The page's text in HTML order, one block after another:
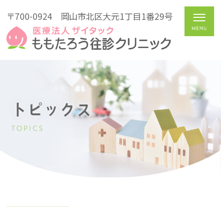
〒700-0924 岡山市北区大元1丁目1番29号
トピックス
TOPICS